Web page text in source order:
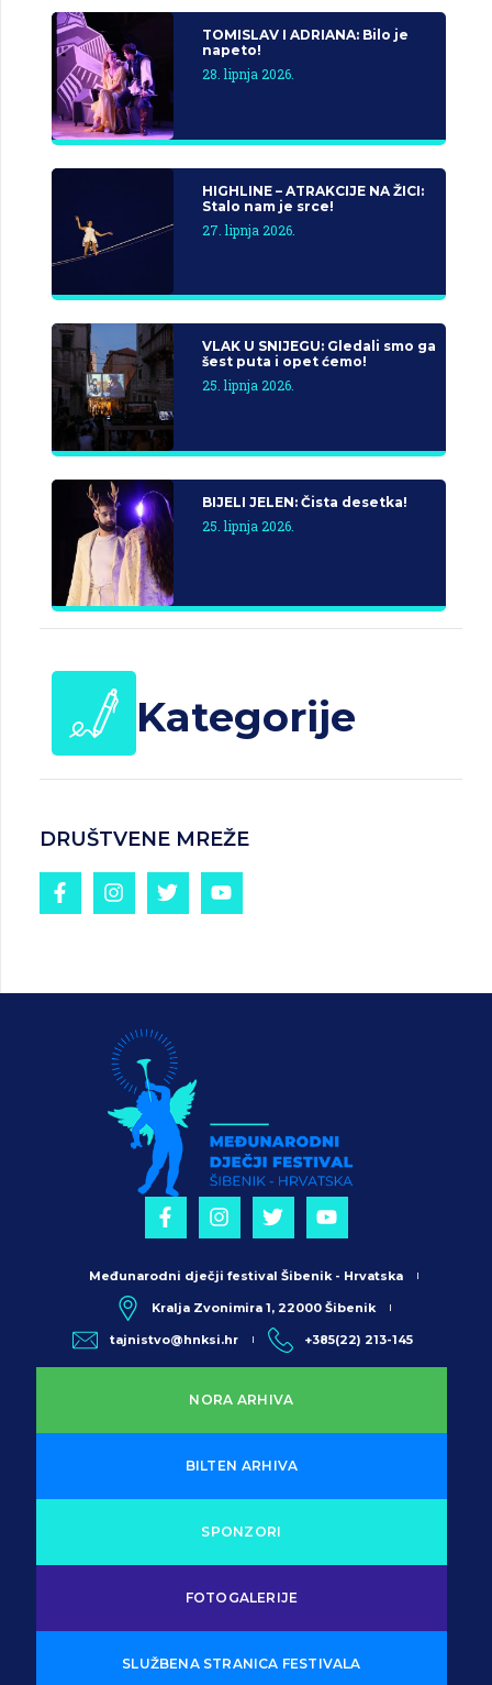
TOMISLAV I ADRIANA: Bilo je
napeto!
28. lipnja 2026.
HIGHLINE – ATRAKCIJE NA ŽICI:
Stalo nam je srce!
27. lipnja 2026.
VLAK U SNIJEGU: Gledali smo ga
šest puta i opet ćemo!
25. lipnja 2026.
BIJELI JELEN: Čista desetka!
25. lipnja 2026.
Kategorije
DRUŠTVENE MREŽE
NORA ARHIVA
BILTEN ARHIVA
SPONZORI
FOTOGALERIJE
SLUŽBENA STRANICA FESTIVALA
Međunarodni dječji festival Šibenik - Hrvatska
Kralja Zvonimira 1, 22000 Šibenik
tajnistvo@hnksi.hr +385(22) 213-145